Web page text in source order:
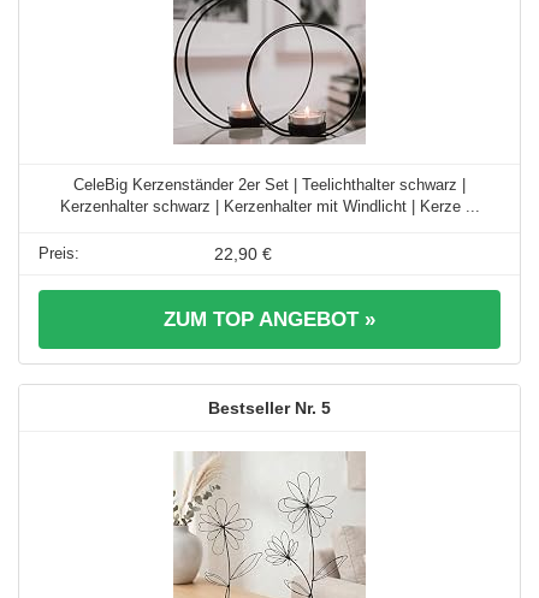
CeleBig Kerzenständer 2er Set | Teelichthalter schwarz |
Kerzenhalter schwarz | Kerzenhalter mit Windlicht | Kerze ...
22,90 €
ZUM TOP ANGEBOT »
5